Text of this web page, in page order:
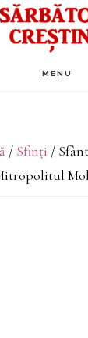
MENU
/ Sfinți /